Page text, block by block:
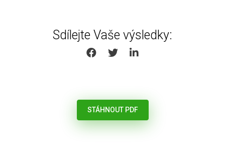
Sdílejte Vaše výsledky:
SHARE ON FACEBOOK
SHARE ON TWITTER
SHARE ON LINKEDIN
STÁHNOUT PDF